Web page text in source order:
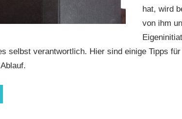
hat, wird
von ihm
selbst verantwortlich. Hier sind einige Tipps